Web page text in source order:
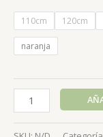
110cm 120cm
naranja
AONIJIE-
Nvos
Bastones